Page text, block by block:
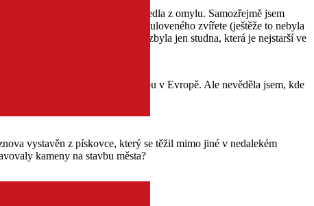
paní Therese Caruso mě vyvedla z omylu. Samozřejmě jsem
Bern se jmenuje Bern podle jím uloveného zvířete (ještěže to nebyla
proč tady už nestojí? Proč z něj zbyla jen studna, která je nejstarší ve
nejdelší krytou nákupní třídou v Evropě. Ale nevěděla jsem, kde
vystavěn z pískovce, který se těžil mimo jiné v nedalekém
kameny na stavbu města?